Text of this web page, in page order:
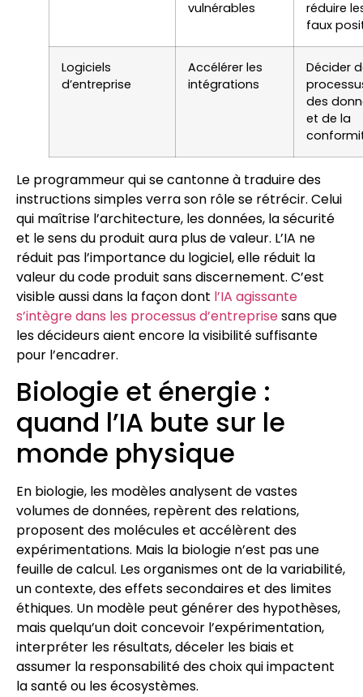
vulnérables
réduire
faux
Logiciels
d’entreprise
Accélérer les
intégrations
Décider
des
et de la
Le programmeur qui se cantonne à traduire des
instructions simples verra son rôle se rétrécir. Celui
qui maîtrise l’architecture, les données, la sécurité
et le sens du produit aura plus de valeur. L’IA ne
réduit pas l’importance du logiciel, elle réduit la
valeur du code produit sans discernement. C’est
visible aussi dans la façon dont l’IA agissante
s’intègre dans les processus d’entreprisesans que
les décideurs aient encore la visibilité suffisante
pour l’encadrer.
Biologie et énergie :
quand l’IA bute sur le
monde physique
En biologie, les modèles analysent de vastes
volumes de données, repèrent des relations,
proposent des molécules et accélèrent des
expérimentations. Mais la biologie n’est pas une
feuille de calcul. Les organismes ont de la variabilité,
un contexte, des effets secondaires et des limites
éthiques. Un modèle peut générer des hypothèses,
mais quelqu’un doit concevoir l’expérimentation,
interpréter les résultats, déceler les biais et
assumer la responsabilité des choix qui impactent
la santé ou les écosystèmes.